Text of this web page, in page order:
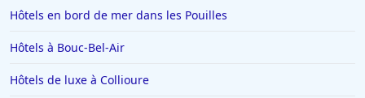
Hôtels en bord de mer dans les Pouilles
Hôtels à Bouc-Bel-Air
Hôtels de luxe à Collioure